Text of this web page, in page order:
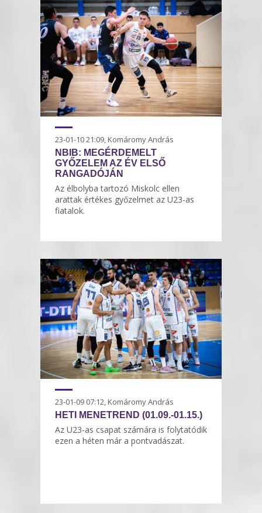
23-01-10 21:09, Komáromy András
NBIB: MEGÉRDEMELT
GYŐZELEM AZ ÉV ELSŐ
RANGADÓJÁN
Az élbolyba tartozó Miskolc ellen
arattak értékes győzelmet az U23-as
fiatalok.
23-01-09 07:12, Komáromy András
HETI MENETREND (01.09.-01.15.)
Az U23-as csapat számára is folytatódik
ezen a héten már a pontvadászat.